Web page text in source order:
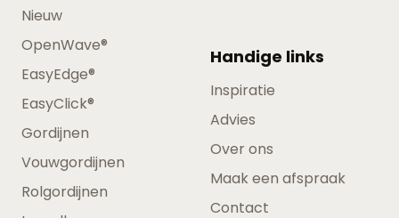
Nieuw
OpenWave®
EasyEdge®
EasyClick®
Gordijnen
Vouwgordijnen
Rolgordijnen
Handige links
Inspiratie
Advies
Over ons
Maak een afspraak
Contact